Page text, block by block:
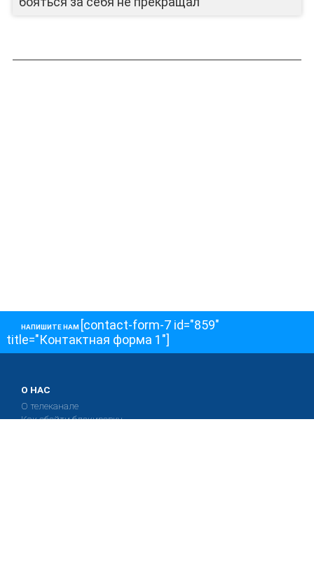
О НАС
О телеканале
Как обойти блокировку
НАПИШИТЕ НАМ [contact-form-7 id="859"
title="Контактная форма 1"]